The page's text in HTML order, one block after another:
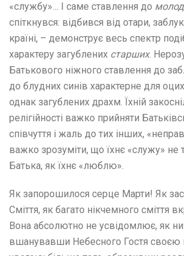
«службу»… І саме ставлення до
спіткнувся: відбився від отари,
країні, – демонструє весь спектр
характеру загублених старших.
Батькового ніжного ставлення до
до блудних синів характерне для
однак загублених драхм. Їхній
релігійності важко прийняти
співчуття і жаль до тих інших,
важко зрозуміти, що їхнє «служу»
Батька, як їхнє «люблю».
Як запорошилося серце Марти! Як
Сміття, як багато нікчемного сміття
Вона абсолютно не усвідомлює, як
вшанувавши Небесного Гостя своєю